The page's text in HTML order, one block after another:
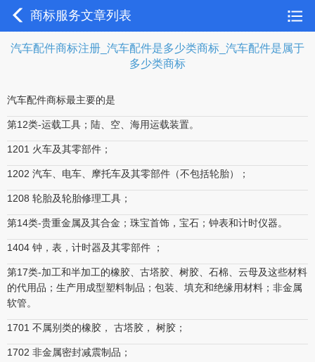
商标服务文章列表
汽车配件商标注册_汽车配件是多少类商标_汽车配件是属于
多少类商标
汽车配件商标最主要的是
第12类-运载工具；陆、空、海用运载装置。
1201 火车及其零部件；
1202 汽车、电车、摩托车及其零部件（不包括轮胎）；
1208 轮胎及轮胎修理工具；
第14类-贵重金属及其合金；珠宝首饰，宝石；钟表和计时仪器。
1404 钟，表，计时器及其零部件 ；
第17类-加工和半加工的橡胶、古塔胶、树胶、石棉、云母及这些材料
的代用品；生产用成型塑料制品；包装、填充和绝缘用材料；非金属
软管。
1701 不属别类的橡胶， 古塔胶， 树胶；
1702 非金属密封减震制品；